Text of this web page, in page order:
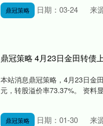
鼎冠策略 日期：03-24
来
鼎冠策略 4月23日金田转债
本站消息鼎冠策略，4月23日金
元，转股溢价率73.37%。 资料
鼎冠策略 日期：01-30
来